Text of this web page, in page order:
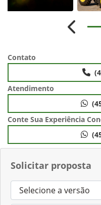
Solicitar proposta
Anterior
Contato
Atendimento
Conte Sua Experiência